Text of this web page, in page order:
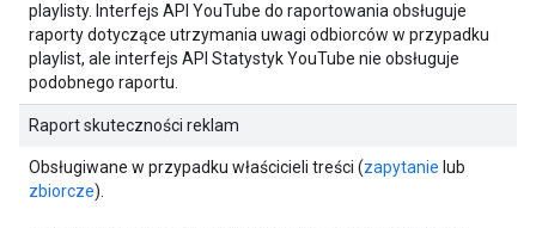
playlisty. Interfejs API YouTube do raportowania obsługuje
raporty dotyczące utrzymania uwagi odbiorców w przypadku
playlist, ale interfejs API Statystyk YouTube nie obsługuje
podobnego raportu.
Raport skuteczności reklam
Obsługiwane w przypadku właścicieli treści (zapytanie lub
zbiorcze).